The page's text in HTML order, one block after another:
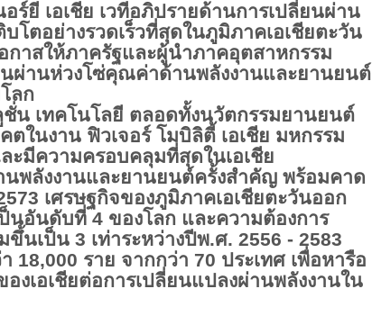
อร์ยี เอเชีย เวทีอภิปรายด้านการเปลี่ยนผ่าน
โตอย่างรวดเร็วที่สุดในภูมิภาคเอเชียตะวัน
กาสให้ภาครัฐและผู้นำภาคอุตสาหกรรม
นผ่านห่วงโซ่คุณค่าด้านพลังงานและยานยนต์
ลก
ชั่น เทคโนโลยี ตลอดทั้งนวัตกรรมยานยนต์
ในงาน ฟิวเจอร์ โมบิลิตี้ เอเชีย มหกรรม
มีความครอบคลุมที่สุดในเอเชีย
พลังงานและยานยนต์ครั้งสำคัญ พร้อมคาด
เศรษฐกิจของภูมิภาคเอเชียตะวันออก
นอันดับที่ 4 ของโลก และความต้องการ
ขึ้นเป็น 3 เท่าระหว่างปีพ.ศ. 2556 - 2583
18,000 ราย จากกว่า 70 ประเทศ เพื่อหารือ
งเอเชียต่อการเปลี่ยนแปลงผ่านพลังงานใน